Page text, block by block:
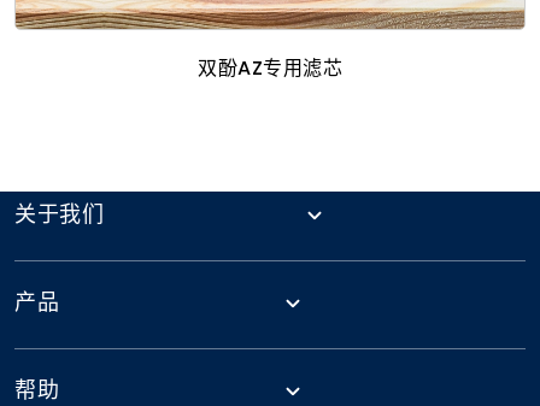
双酚aZ专用滤芯
关于我们
产品
帮助